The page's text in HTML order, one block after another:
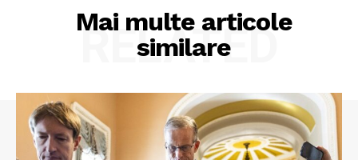
Mai multe articole
similare
RELATED